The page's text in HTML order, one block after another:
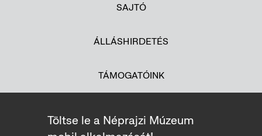
SAJTÓ
ÁLLÁSHIRDETÉS
TÁMOGATÓINK
Töltse le a Néprajzi Múzeum